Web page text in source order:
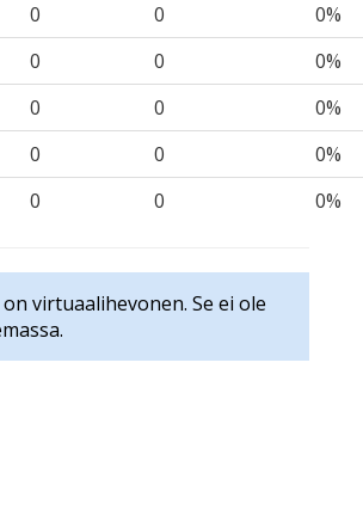
0 0
0%
0 0
0%
0 0
0%
0 0
0%
0 0 0%
virtuaalihevonen. Se ei ole